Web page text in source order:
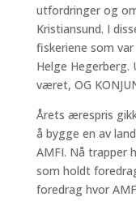
utfordringer og
Kristiansund. I
fiskeriene som
Helge
været, OG
Årets ærespris
å bygge en av
AMFI. Nå trapper
som holdt
foredrag hvor